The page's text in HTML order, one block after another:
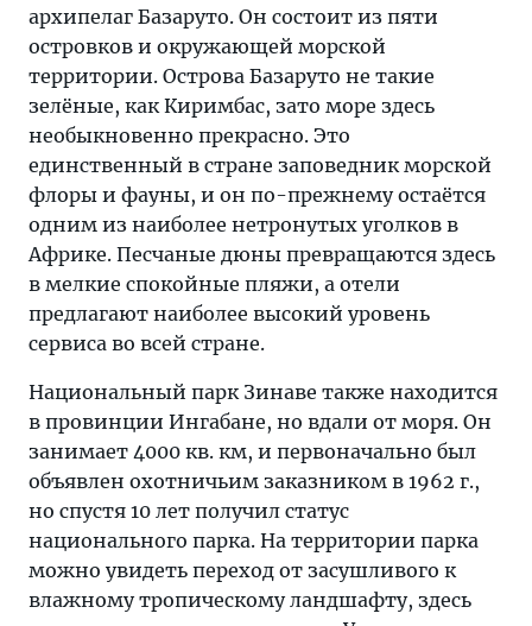
архипелаг Базаруто. Он состоит из пяти
островков и окружающей морской
территории. Острова Базаруто не такие
зелёные, как Киримбас, зато море здесь
необыкновенно прекрасно. Это
единственный в стране заповедник морской
флоры и фауны, и он по-прежнему остаётся
одним из наиболее нетронутых уголков в
Африке. Песчаные дюны превращаются здесь
в мелкие спокойные пляжи, а отели
предлагают наиболее высокий уровень
сервиса во всей стране.
Национальный парк Зинаве также находится
в провинции Ингабане, но вдали от моря. Он
занимает 4000 кв. км, и первоначально был
объявлен охотничьим заказником в 1962 г.,
но спустя 10 лет получил статус
национального парка. На территории парка
можно увидеть переход от засушливого к
влажному тропическому ландшафту, здесь